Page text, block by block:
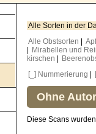
Alle Sorten in der
Alle Obstsorten
Mirabellen und
kirschen
[_] Nummerierung
Ohne
Diese Scans